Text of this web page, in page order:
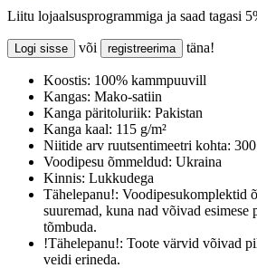
Liitu lojaalsusprogrammiga ja saad tagasi
Logi sisse või registreerima täna!
Koostis: 100% kammpuuvill
Kangas: Mako-satiin
Kanga päritoluriik: Pakistan
Kanga kaal: 115 g/m²
Niitide arv ruutsentimeetri kohta:
Voodipesu õmmeldud: Ukraina
Kinnis: Lukkudega
Tähelepanu!: Voodipesukomplektid
suuremad, kuna nad võivad esimese
tõmbuda.
!Tähelepanu!: Toote värvid võivad
veidi erineda.